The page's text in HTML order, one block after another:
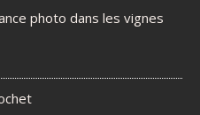
photo dans les vignes